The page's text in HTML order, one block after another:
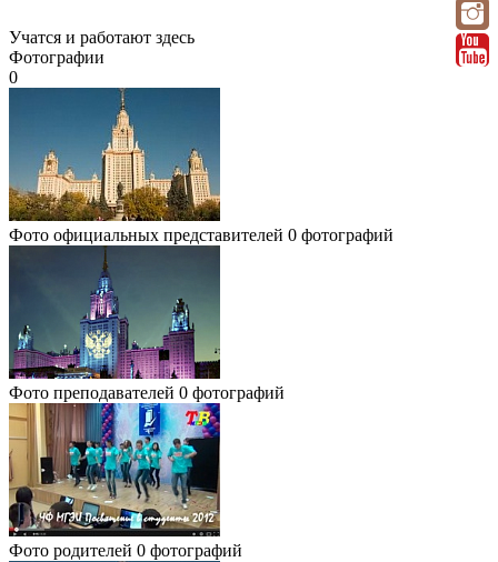
Учатся и работают здесь
Фотографии
0
Фото официальных представителей 0 фотографий
Фото преподавателей 0 фотографий
Фото родителей 0 фотографий